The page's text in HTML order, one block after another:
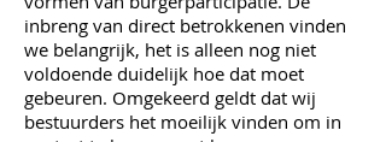
inbreng van direct betrokkenen vinden
we belangrijk, het is alleen nog niet
voldoende duidelijk hoe dat moet
gebeuren. Omgekeerd geldt dat wij
bestuurders het moeilijk vinden om in